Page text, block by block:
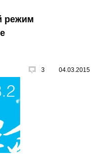
режим
3 04.03.2015